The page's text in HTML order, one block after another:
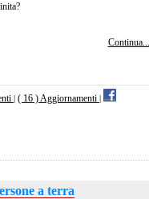
Continua...
( 16 ) Aggiornamenti
a terra